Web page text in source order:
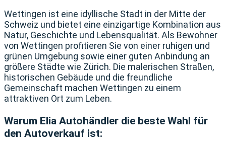
Wettingen ist eine idyllische Stadt in der Mitte der
Schweiz und bietet eine einzigartige Kombination aus
Natur, Geschichte und Lebensqualität. Als Bewohner
von Wettingen profitieren Sie von einer ruhigen und
grünen Umgebung sowie einer guten Anbindung an
größere Städte wie Zürich. Die malerischen Straßen,
historischen Gebäude und die freundliche
Gemeinschaft machen Wettingen zu einem
attraktiven Ort zum Leben.
Warum Elia Autohändler die beste Wahl für
den Autoverkauf ist: